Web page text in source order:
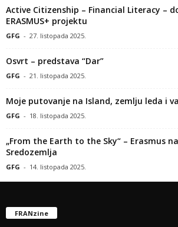
Active Citizenship – Financial Literacy –
ERASMUS+ projektu
GFG - 27. listopada 2025.
Osvrt – predstava “Dar”
GFG - 21. listopada 2025.
Moje putovanje na Island, zemlju leda i
GFG - 18. listopada 2025.
„From the Earth to the Sky“ – Erasmus
Sredozemlja
GFG - 14. listopada 2025.
FRANzine